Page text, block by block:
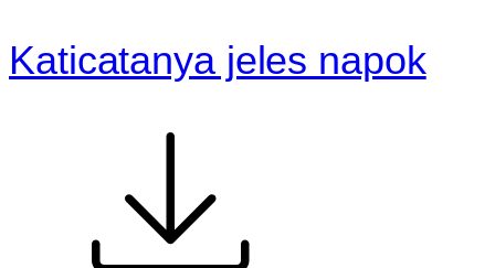
Katicatanya jeles napok